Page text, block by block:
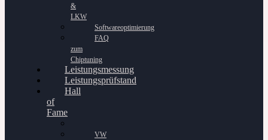
&
LKW
Softwareoptimierung
FAQ
zum
Chiptuning
Leistungsmessung
Leistungsprüfstand
Hall
of
Fame
VW